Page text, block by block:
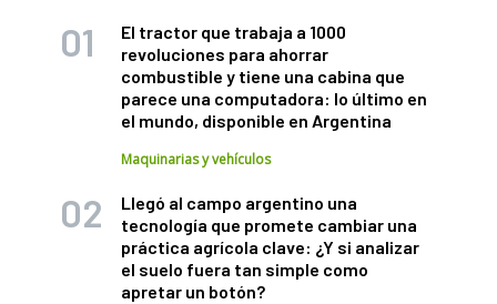
El tractor que trabaja a 1000
revoluciones para ahorrar
combustible y tiene una cabina que
parece una computadora: lo último en
el mundo, disponible en Argentina
Maquinarias y vehículos
Llegó al campo argentino una
tecnología que promete cambiar una
práctica agrícola clave: ¿Y si analizar
el suelo fuera tan simple como
apretar un botón?